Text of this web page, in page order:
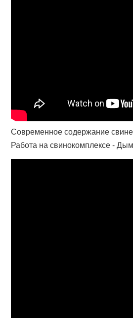
Современное содержание
Работа на свинокомплексе -